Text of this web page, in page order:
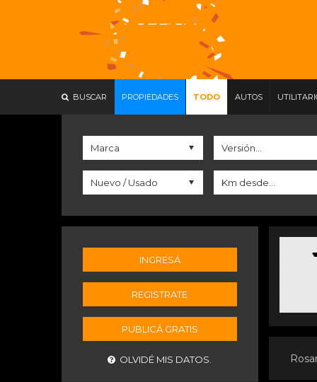
BUSCAR PROPIEDADES TODO AUTOS
INGRESÁ
REGISTRATE
PUBLICÁ GRATIS
OLVIDÉ MIS DATOS.